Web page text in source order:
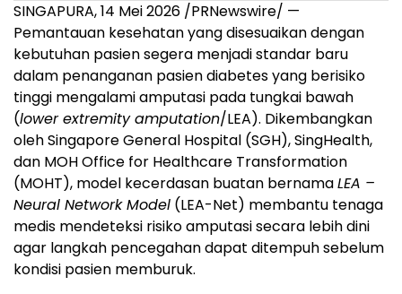
SINGAPURA, 14 Mei 2026 /PRNewswire/ —
Pemantauan kesehatan yang disesuaikan dengan
kebutuhan pasien segera menjadi standar baru
dalam penanganan pasien diabetes yang berisiko
tinggi mengalami amputasi pada tungkai bawah
(lower extremity amputation/LEA). Dikembangkan
oleh Singapore General Hospital (SGH), SingHealth,
dan MOH Office for Healthcare Transformation
(MOHT), model kecerdasan buatan bernamaLEA –
Neural Network Model (LEA-Net) membantu tenaga
medis mendeteksi risiko amputasi secara lebih dini
agar langkah pencegahan dapat ditempuh sebelum
kondisi pasien memburuk.